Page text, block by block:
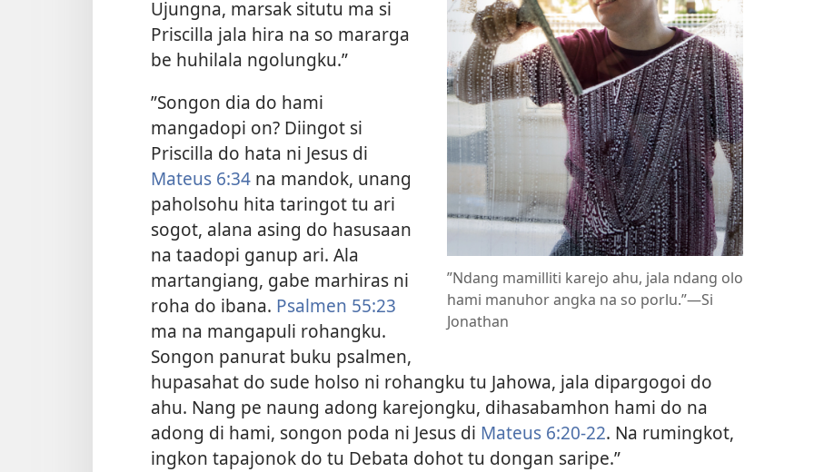
”Ndang mamilliti karejo ahu, jala ndang olo
hami manuhor angka na so porlu.”​—Si
Jonathan
Ujungna, marsak situtu ma si
Priscilla jala hira na so mararga
be huhilala ngolungku.”
”Songon dia do hami
mangadopi on? Diingot si
Priscilla do hata ni Jesus di
Mateus 6:34 na mandok, unang
paholsohu hita taringot tu ari
sogot, alana asing do hasusaan
na taadopi ganup ari. Ala
martangiang, gabe marhiras ni
roha do ibana. Psalmen 55:23
ma na mangapuli rohangku.
Songon panurat buku psalmen,
hupasahat do sude holso ni rohangku tu Jahowa, jala dipargogoi do
ahu. Nang pe naung adong karejongku, dihasabamhon hami do na
adong di hami, songon poda ni Jesus di Mateus 6:20-22. Na rumingkot,
ingkon tapajonok do tu Debata dohot tu dongan saripe.”